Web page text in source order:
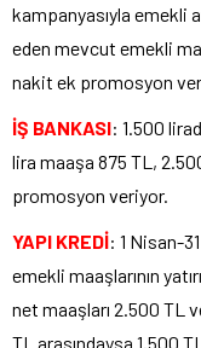
kampanyasıyla emekli
eden mevcut emekli
nakit ek promosyon
İŞ BANKASI: 1.500
lira maaşa 875 TL,
promosyon veriyor.
YAPI KREDİ: 1 Nisan-
emekli maaşlarının
net maaşları 2.500 TL
TL arasındaysa 1.500